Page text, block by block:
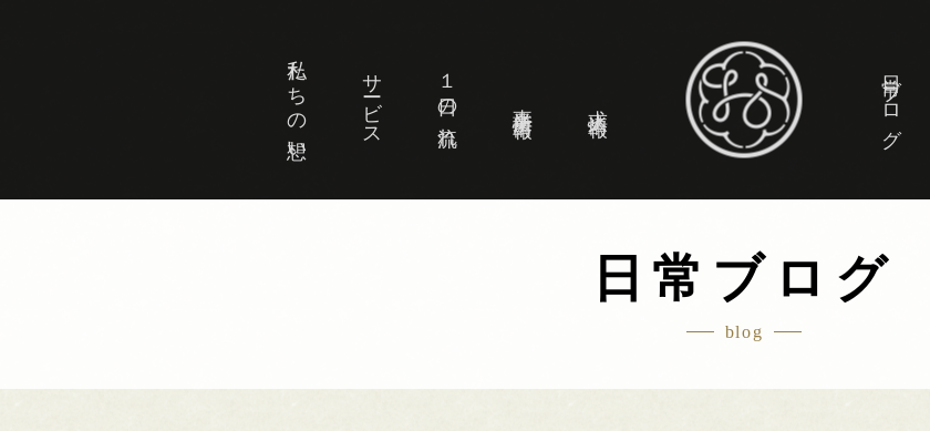
私たちの想い サービス １日の流れ 日常ブログ
日常ブログ
blog